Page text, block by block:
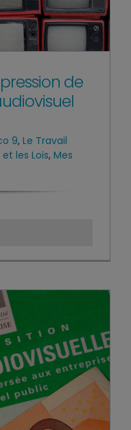
de
9, Le Travail
les Lois, Mes